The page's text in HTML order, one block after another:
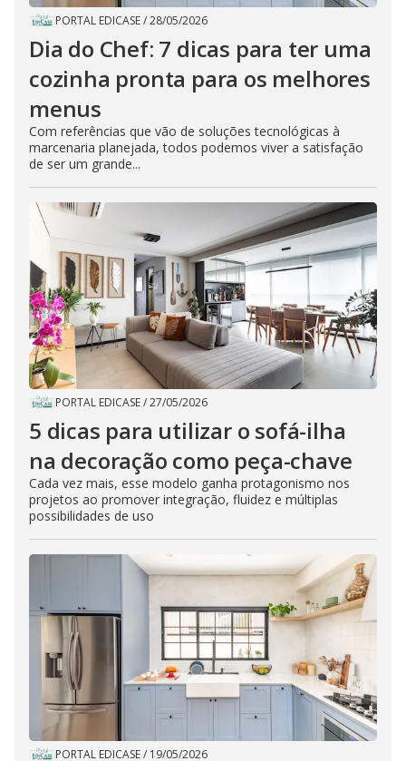
PORTAL EDICASE/28/05/2026
Dia do Chef: 7 dicas para ter uma
cozinha pronta para os melhores
menus
Com referências que vão de soluções tecnológicas à
marcenaria planejada, todos podemos viver a satisfação
de ser um grande...
PORTAL EDICASE/27/05/2026
5 dicas para utilizar o sofá-ilha
na decoração como peça-chave
Cada vez mais, esse modelo ganha protagonismo nos
projetos ao promover integração, fluidez e múltiplas
possibilidades de uso
PORTAL EDICASE/ 19/05/2026